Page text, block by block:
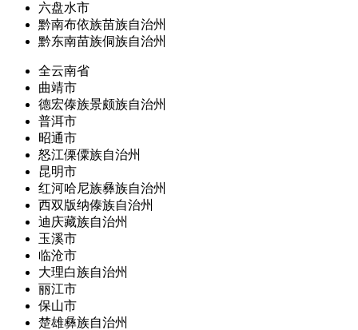
六盘水市
黔南布依族苗族自治州
黔东南苗族侗族自治州
全云南省
曲靖市
德宏傣族景颇族自治州
普洱市
昭通市
怒江傈僳族自治州
昆明市
红河哈尼族彝族自治州
西双版纳傣族自治州
迪庆藏族自治州
玉溪市
临沧市
大理白族自治州
丽江市
保山市
楚雄彝族自治州